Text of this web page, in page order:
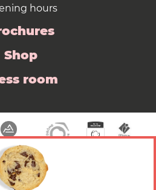
hours
Shop
room